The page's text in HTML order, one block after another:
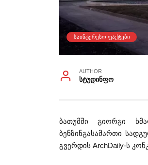
ᲡᲐᲘᲜᲢᲔᲠᲔᲡᲝ ᲤᲐᲥᲢᲔᲑᲘ
AUTHOR
სტუდინფო
ბათუმში გიორგი
ბენზინგასამართი
გვერდის ArchDaily-ს